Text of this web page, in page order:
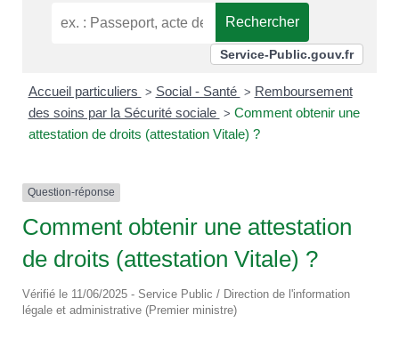
Service-Public.gouv.fr
Accueil particuliers > Social - Santé > Remboursement
des soins par la Sécurité sociale > Comment obtenir une
attestation de droits (attestation Vitale) ?
Question-réponse
Comment obtenir une attestation
de droits (attestation Vitale) ?
Vérifié le 11/06/2025 - Service Public / Direction de l'information
légale et administrative (Premier ministre)